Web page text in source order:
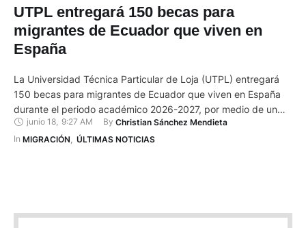
UTPL entregará 150 becas para
migrantes de Ecuador que viven en
España
La Universidad Técnica Particular de Loja (UTPL) entregará
150 becas para migrantes de Ecuador que viven en España
durante el periodo académico 2026-2027, por medio de un
convenio firmado con la Embajada del Ecuador en ese país. El
acuerdo busca fortalecer el acceso a la educación superior y
junio 18, 9:27 AM By Christian Sánchez Mendieta
In MIGRACIÓN ÚLTIMAS NOTICIAS